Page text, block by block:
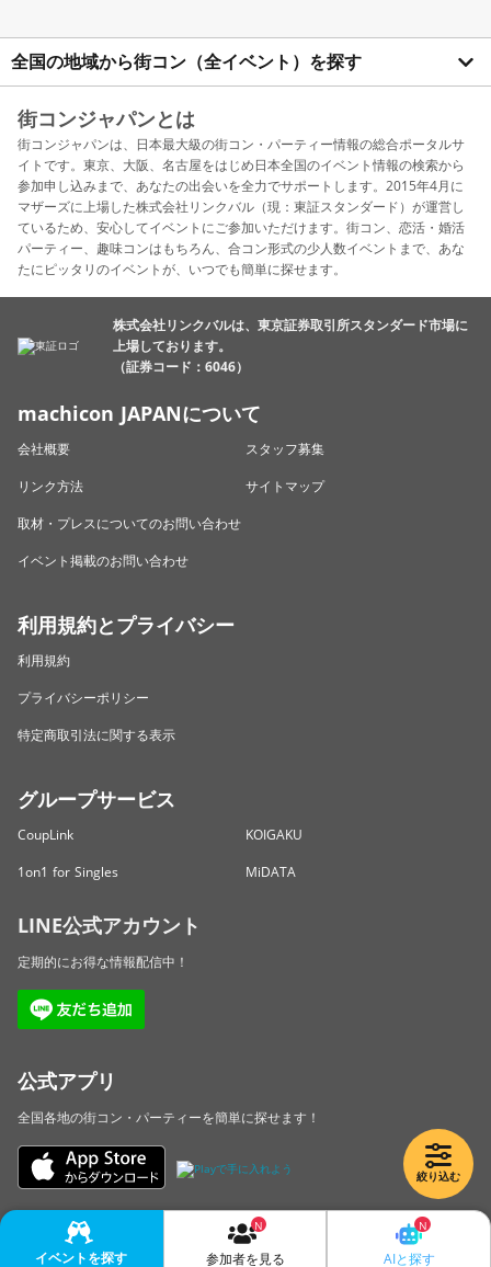
絞り込む
イベントを探す 参加者を見る AIと探す
全国の地域から街コン（全イベント）を探す
街コンジャパンとは
街コンジャパンは、日本最大級の街コン・パーティー情報の総合ポータルサ
イトです。東京、大阪、名古屋をはじめ日本全国のイベント情報の検索から
参加申し込みまで、あなたの出会いを全力でサポートします。2015年4月に
マザーズに上場した株式会社リンクバル（現：東証スタンダード）が運営し
ているため、安心してイベントにご参加いただけます。街コン、恋活・婚活
パーティー、趣味コンはもちろん、合コン形式の少人数イベントまで、あな
たにピッタリのイベントが、いつでも簡単に探せます。
株式会社リンクバルは、東京証券取引所スタンダード市場に
上場しております。
（証券コード：6046）
machicon JAPANについて
会社概要
スタッフ募集
リンク方法
サイトマップ
取材・プレスについてのお問い合わせ
イベント掲載のお問い合わせ
利用規約とプライバシー
利用規約
プライバシーポリシー
特定商取引法に関する表示
グループサービス
CoupLink
KOIGAKU
1on1 for Singles
MiDATA
LINE公式アカウント
定期的にお得な情報配信中！
公式アプリ
全国各地の街コン・パーティーを簡単に探せます！
Copyright © LINKBAL Inc. All Rights Reserved.